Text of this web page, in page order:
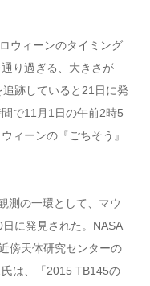
ウィーンのタイミング
り過ぎる、大きさが
跡していると21日に発
で11月1日の午前2時5
ィーンの『ごちそう』
測の一環として、マウ
に発見された。NASA
傍天体研究センターの
は、「2015 TB145の